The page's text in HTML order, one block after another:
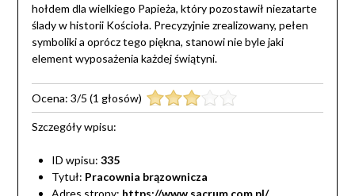
hołdem dla wielkiego Papieża, który pozostawił niezatarte
ślady w historii Kościoła. Precyzyjnie zrealizowany, pełen
symboliki a oprócz tego piękna, stanowi nie byle jaki
element wyposażenia każdej świątyni.
Ocena: 3/5 (1 głosów)
Szczegóły wpisu:
ID wpisu: 335
Tytuł: Pracownia brązownicza